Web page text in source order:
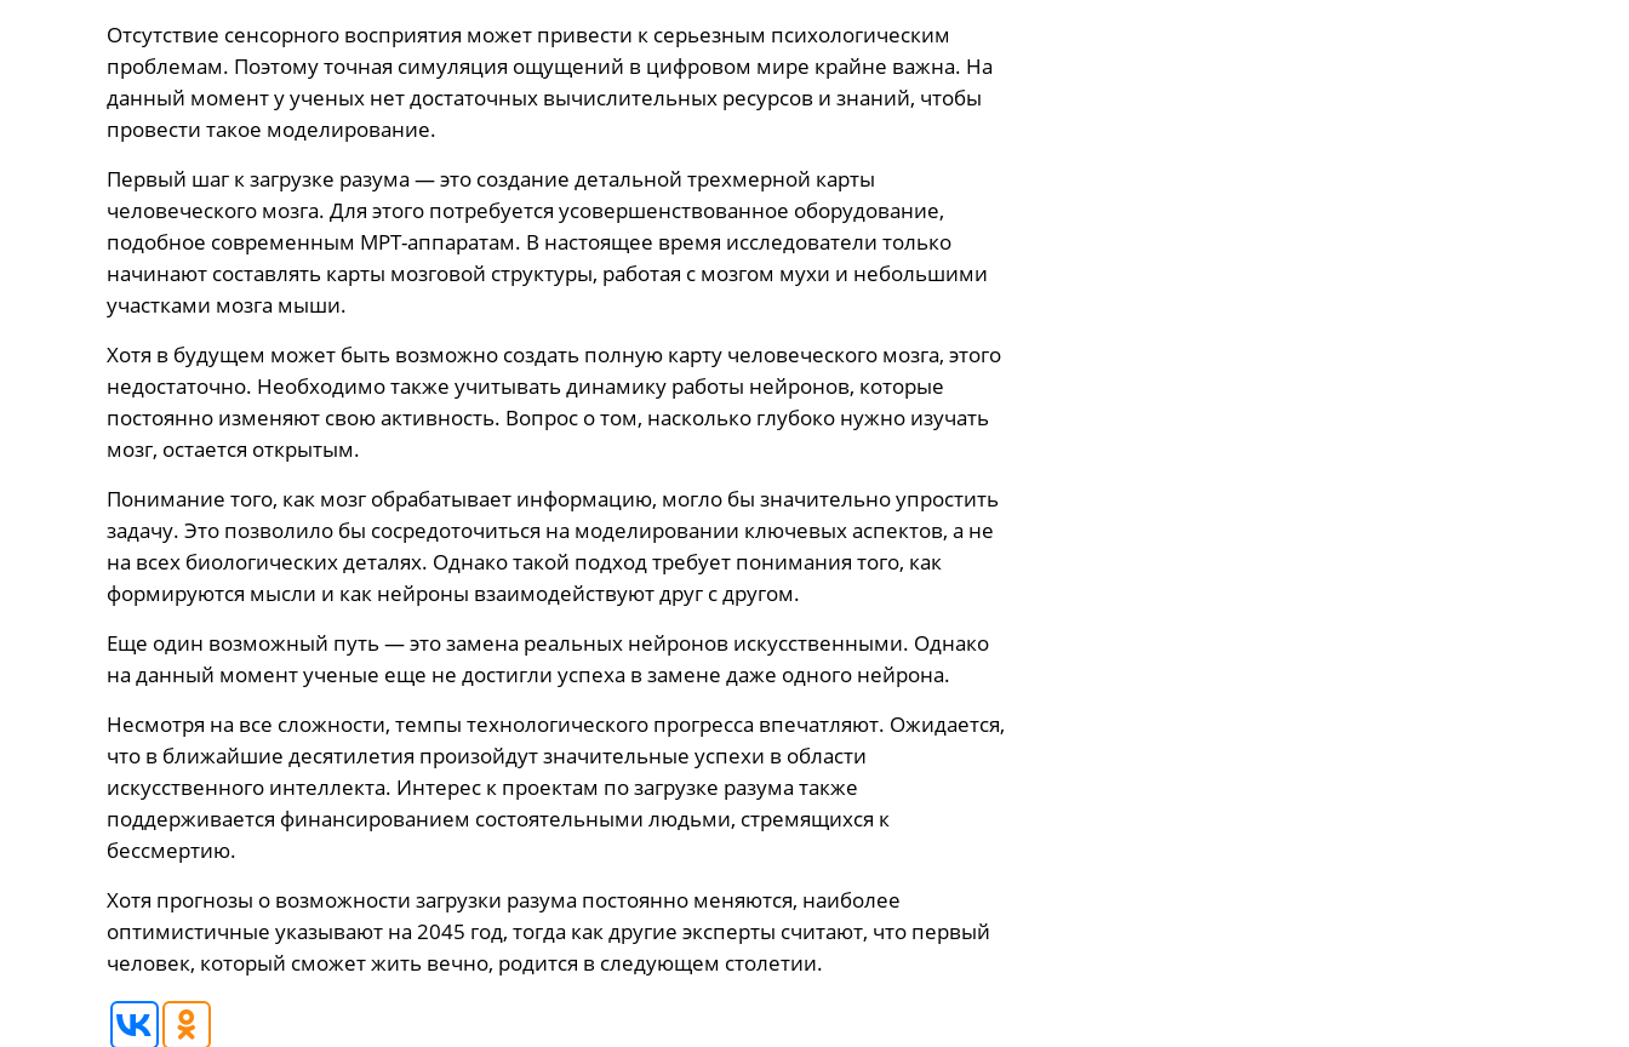
Отсутствие сенсорного восприятия может привести к серьезным психологическим
проблемам. Поэтому точная симуляция ощущений в цифровом мире крайне важна. На
данный момент у ученых нет достаточных вычислительных ресурсов и знаний, чтобы
провести такое моделирование.
Первый шаг к загрузке разума — это создание детальной трехмерной карты
человеческого мозга. Для этого потребуется усовершенствованное оборудование,
подобное современным МРТ-аппаратам. В настоящее время исследователи только
начинают составлять карты мозговой структуры, работая с мозгом мухи и небольшими
участками мозга мыши.
Хотя в будущем может быть возможно создать полную карту человеческого мозга, этого
недостаточно. Необходимо также учитывать динамику работы нейронов, которые
постоянно изменяют свою активность. Вопрос о том, насколько глубоко нужно изучать
мозг, остается открытым.
Понимание того, как мозг обрабатывает информацию, могло бы значительно упростить
задачу. Это позволило бы сосредоточиться на моделировании ключевых аспектов, а не
на всех биологических деталях. Однако такой подход требует понимания того, как
формируются мысли и как нейроны взаимодействуют друг с другом.
Еще один возможный путь — это замена реальных нейронов искусственными. Однако
на данный момент ученые еще не достигли успеха в замене даже одного нейрона.
Несмотря на все сложности, темпы технологического прогресса впечатляют. Ожидается,
что в ближайшие десятилетия произойдут значительные успехи в области
искусственного интеллекта. Интерес к проектам по загрузке разума также
поддерживается финансированием состоятельными людьми, стремящихся к
бессмертию.
Хотя прогнозы о возможности загрузки разума постоянно меняются, наиболее
оптимистичные указывают на 2045 год, тогда как другие эксперты считают, что первый
человек, который сможет жить вечно, родится в следующем столетии.